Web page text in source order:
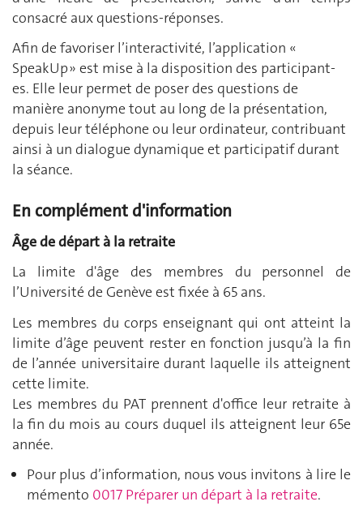
consacré aux questions-réponses.
Afin de favoriser l’interactivité, l’application «
SpeakUp » est mise à la disposition des participant-
es. Elle leur permet de poser des questions de
manière anonyme tout au long de la présentation,
depuis leur téléphone ou leur ordinateur, contribuant
ainsi à un dialogue dynamique et participatif durant
la séance.
En complément d'information
Âge de départ à la retraite
La limite d'âge des membres du personnel de
l’Université de Genève est fixée à 65 ans.
Les membres du corps enseignant qui ont atteint la
limite d’âge peuvent rester en fonction jusqu’à la fin
de l’année universitaire durant laquelle ils atteignent
cette limite.
Les membres du PAT prennent d'office leur retraite à
la fin du mois au cours duquel ils atteignent leur 65e
année.
Pour plus d’information, nous vous invitons à lire le
mémento 0017 Préparer un départ à la retraite.